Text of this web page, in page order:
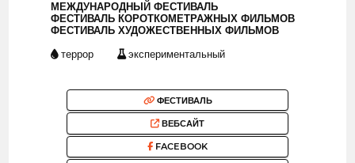
МЕЖДУНАРОДНЫЙ ФЕСТИВАЛЬ
ФЕСТИВАЛЬ КОРОТКОМЕТРАЖНЫХ ФИЛЬМОВ
ФЕСТИВАЛЬ ХУДОЖЕСТВЕННЫХ ФИЛЬМОВ
террор экспериментальный
ФЕСТИВАЛЬ
ВЕБСАЙТ
FACEBOOK